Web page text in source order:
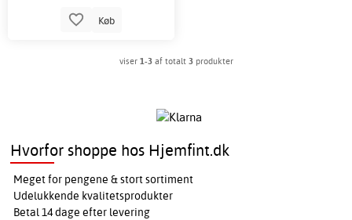
Køb
viser 1-3af totalt 3produkter
Hvorfor shoppe hos Hjemfint.dk
Meget for pengene & stort sortiment
Udelukkende kvalitetsprodukter
Betal 14 dage efter levering